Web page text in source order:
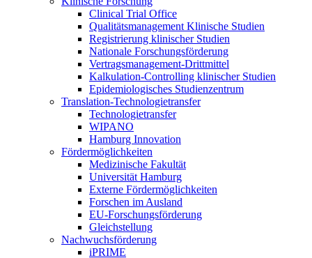
Clinical Trial Office
Qualitätsmanagement Klinische Studien
Registrierung klinischer Studien
Nationale Forschungsförderung
Vertragsmanagement-Drittmittel
Kalkulation-Controlling klinischer Studien
Epidemiologisches Studienzentrum
Translation-Technologietransfer
Technologietransfer
WIPANO
Hamburg Innovation
Fördermöglichkeiten
Medizinische Fakultät
Universität Hamburg
Externe Fördermöglichkeiten
Forschen im Ausland
EU-Forschungsförderung
Gleichstellung
Nachwuchsförderung
iPRIME